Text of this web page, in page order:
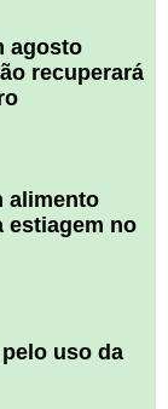
agosto
recuperará
alimento
estiagem no
uso da